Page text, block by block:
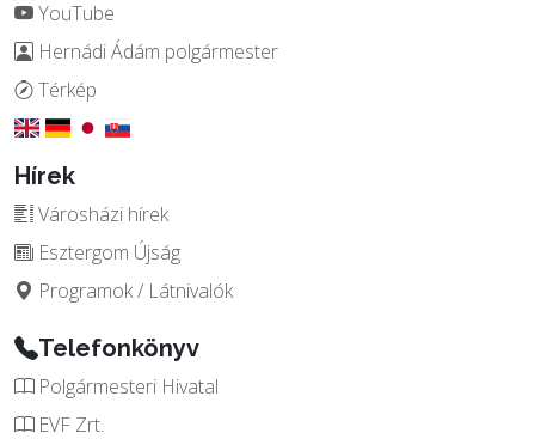
YouTube
Hernádi Ádám polgármester
Térkép
Hírek
Városházi hírek
Esztergom Újság
Programok / Látnivalók
Telefonkönyv
Polgármesteri Hivatal
EVF Zrt.